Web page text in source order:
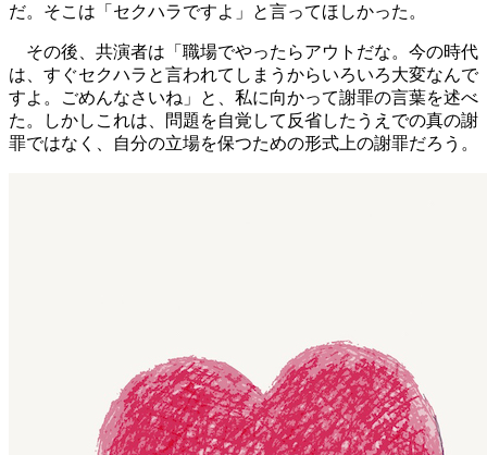
だ。そこは「セクハラですよ」と言ってほしかった。
その後、共演者は‬‪「職場でやったらアウトだな。今の時代
は、すぐセクハラと言われてしまうからいろいろ大変なんで
すよ。ごめんなさいね」と、私に向かって謝罪の言葉を述べ
た。しかしこれは、問題を自覚して反省したうえでの真の謝
罪ではなく、自分の立場を保つための形式上の謝罪だろう。‬‬‬‬‬‬‬